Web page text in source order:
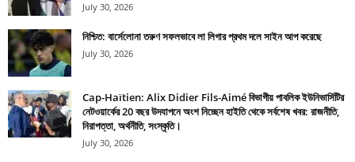
July 30, 2026
নিশ্চিত: বার্সেলোনা তরুণ সফলভাবে লা লিগার প্রথম দলে সাইন আপ করেছে
July 30, 2026
Cap-Haïtien: Alix Didier Fils-Aimé বিভাগীয় পাবলিক ইউনিভার্সিটির
নেটওয়ার্কের 20 বছর উদযাপনে অংশ নিচ্ছেন হাইতি থেকে সর্বশেষ খবর: রাজনীতি,
নিরাপত্তা, অর্থনীতি, সংস্কৃতি।
July 30, 2026